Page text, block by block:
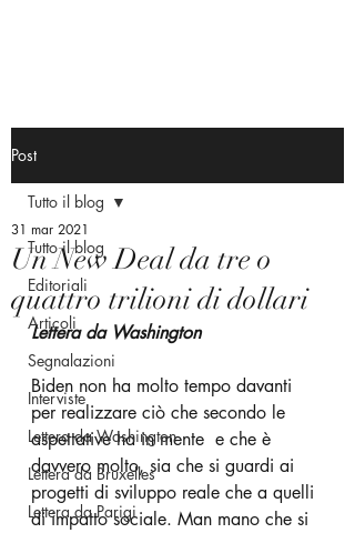
Post
Tutto il blog
Editoriali
Articoli
Segnalazioni
Interviste
Lettera da Washington
Lettera da Bruxelles
Lettera da Parigi
Tutto il blog
Un New Deal da tre o
quattro trilioni di dollari
31 mar 2021
Lettera da Washington
Biden non ha molto tempo davanti
per realizzare ciò che secondo le
aspettative ha in mente  e che è
davvero molto, sia che si guardi ai
progetti di sviluppo reale che a quelli
di impatto sociale. Man mano che si